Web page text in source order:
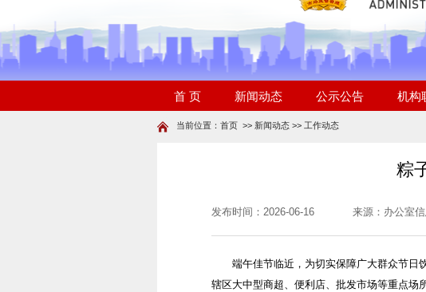
当前位置： 首页>> 新闻动态>> 工作动态
粽
发布时间：2026-06-16 来源：办公室信
端午佳节临近，为切实保障广大群众节日
辖区大中型商超、便利店、批发市场等重点场